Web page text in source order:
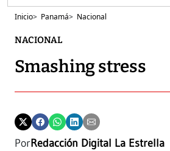
Inicio> Panamá> Nacional
NACIONAL
Smashing stress
PorRedacción Digital La Estrella